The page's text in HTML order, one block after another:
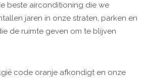
beste airconditioning die we
jaren in onze straten, parken en
de ruimte geven om te blijven
code oranje afkondigt en onze